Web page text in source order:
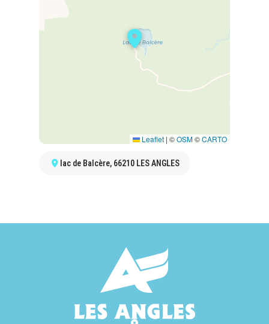
Leaflet | ©OSM©CARTO
lac de Balcère, 66210 LES ANGLES